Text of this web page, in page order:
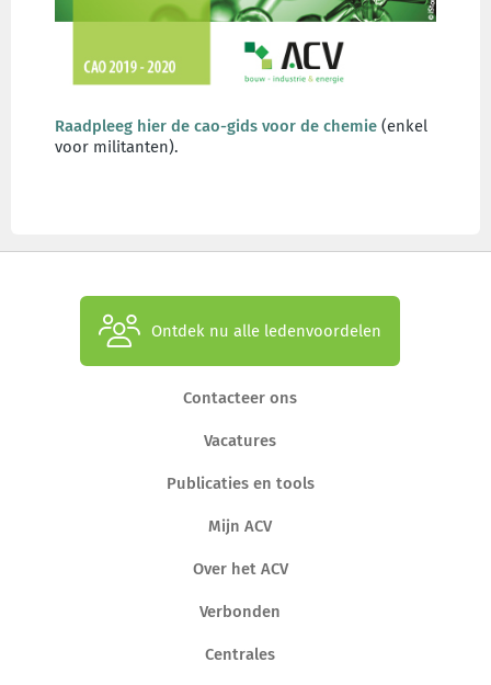
Raadpleeg hier de cao-gids voor de chemie (enkel
voor militanten).
Ontdek nu alle ledenvoordelen
Contacteer ons
Vacatures
Publicaties en tools
Mijn ACV
Over het ACV
Verbonden
Centrales